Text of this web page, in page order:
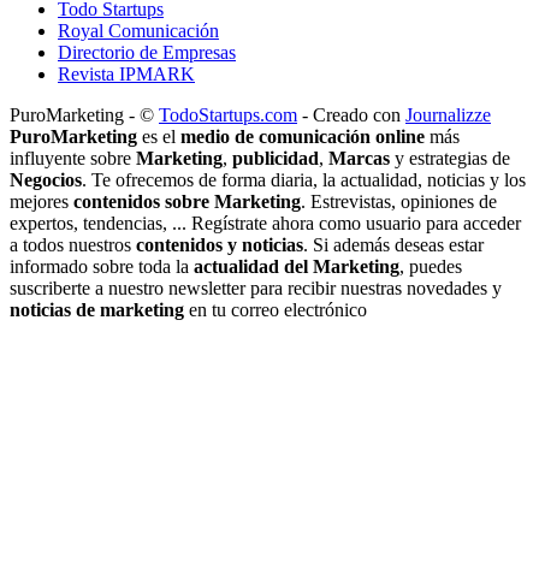
Todo Startups
Royal Comunicación
Directorio de Empresas
Revista IPMARK
PuroMarketing - © TodoStartups.com - Creado con Journalizze
PuroMarketing es el medio de comunicación online más
influyente sobre Marketing, publicidad, Marcas y estrategias de
Negocios. Te ofrecemos de forma diaria, la actualidad, noticias y los
mejores contenidos sobre Marketing. Estrevistas, opiniones de
expertos, tendencias, ... Regístrate ahora como usuario para acceder
a todos nuestros contenidos y noticias. Si además deseas estar
informado sobre toda la actualidad del Marketing, puedes
suscriberte a nuestro newsletter para recibir nuestras novedades y
noticias de marketing en tu correo electrónico